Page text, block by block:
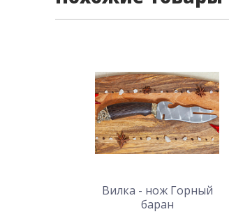
Вилка - нож Горный
баран